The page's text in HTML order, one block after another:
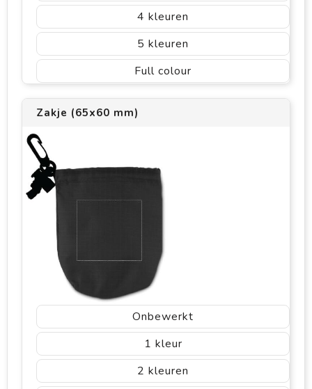
4
5
Full colour
Zakje (65x60 mm)
Onbewerkt
1
2